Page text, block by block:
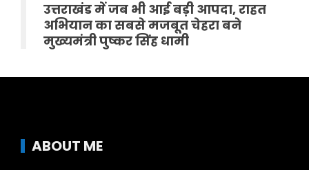
उत्तराखंड में जब भी आई बड़ी आपदा, राहत
अभियान का सबसे मजबूत चेहरा बने
मुख्यमंत्री पुष्कर सिंह धामी
ABOUT ME